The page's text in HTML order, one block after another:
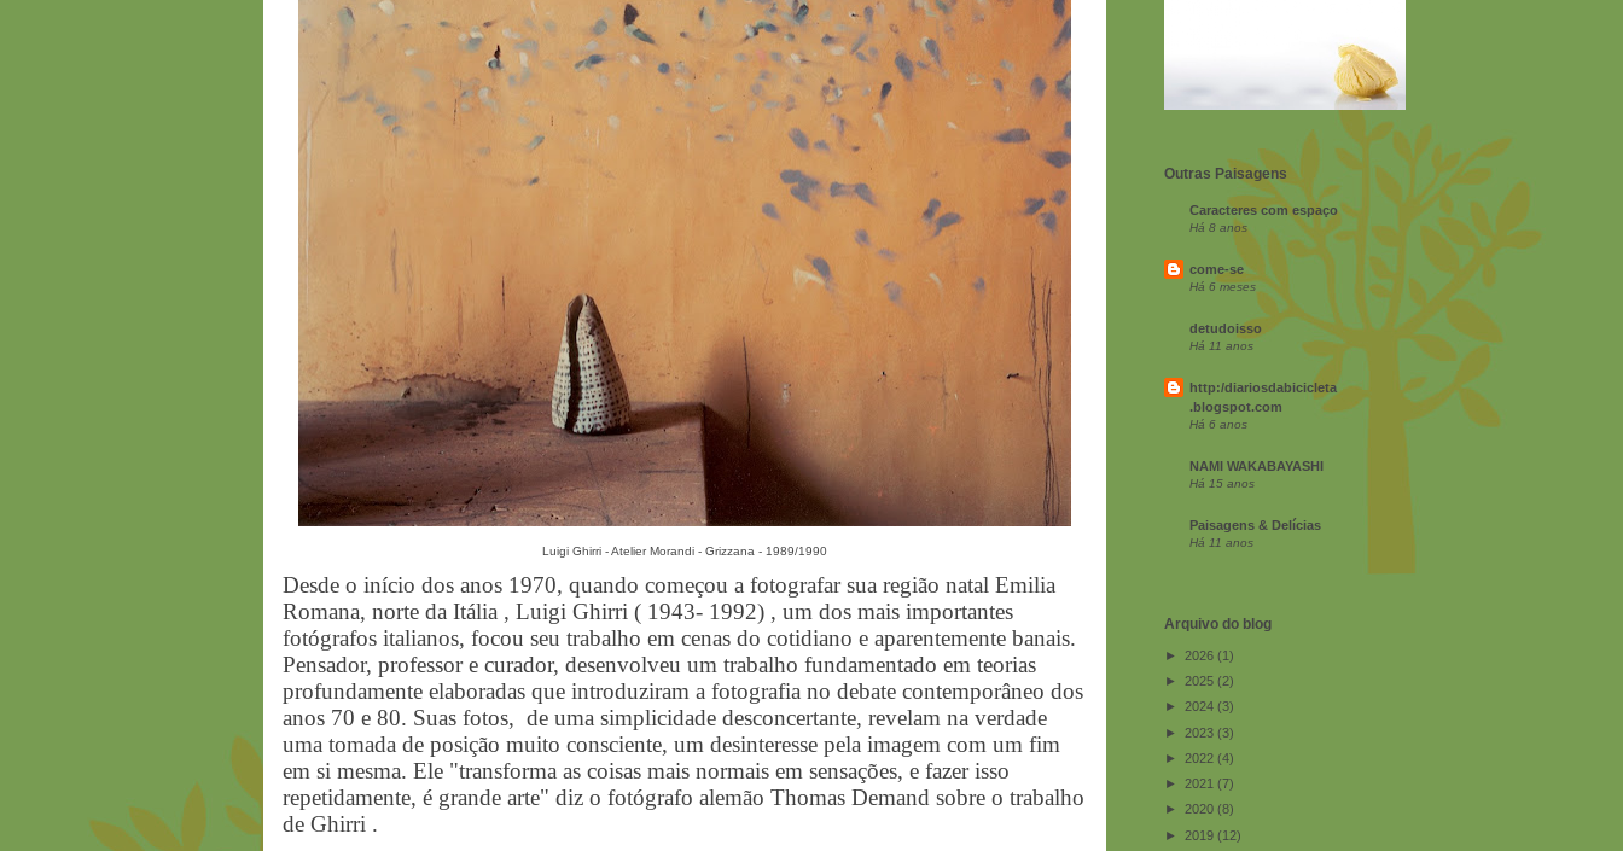
Luigi Ghirri - Atelier Morandi - Grizzana - 1989/1990
Desde o início dos anos 1970, quando começou a fotografar sua região natal Emilia
Romana, norte da Itália , Luigi Ghirri ( 1943- 1992) , um dos mais importantes
fotógrafos italianos, focou seu trabalho em cenas do cotidiano e aparentemente banais.
Pensador, professor e curador, desenvolveu um trabalho fundamentado em teorias
profundamente elaboradas que introduziram a fotografia no debate contemporâneo dos
anos 70 e 80. Suas fotos, de uma simplicidade desconcertante, revelam na verdade
uma tomada de posição muito consciente, um desinteresse pela imagem com um fim
em si mesma. Ele "transforma as coisas mais normais em sensações, e fazer isso
repetidamente, é grande arte" diz o fotógrafo alemão Thomas Demand sobre o trabalho
de Ghirri .
Outras Paisagens
Caracteres com espaço
Há 8 anos
come-se
Há 6 meses
detudoisso
Há 11 anos
http:/diariosdabicicleta
.blogspot.com
Há 6 anos
NAMI WAKABAYASHI
Há 15 anos
Paisagens & Delícias
Há 11 anos
Arquivo do blog
► 2026 (1)
► 2025 (2)
► 2024 (3)
► 2023 (3)
► 2022 (4)
► 2021 (7)
► 2020 (8)
► 2019 (12)